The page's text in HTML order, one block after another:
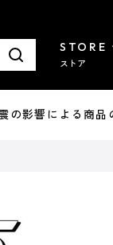
STORE
ストア
影響による商品